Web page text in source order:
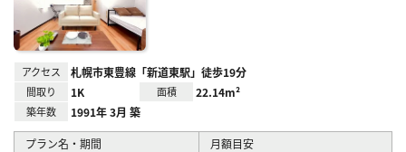
アクセス 札幌市東豊線「新道東駅」徒歩19分
間取り 1K 面積 22.14m²
築年数 1991年 3月 築
プラン名・期間
月額目安